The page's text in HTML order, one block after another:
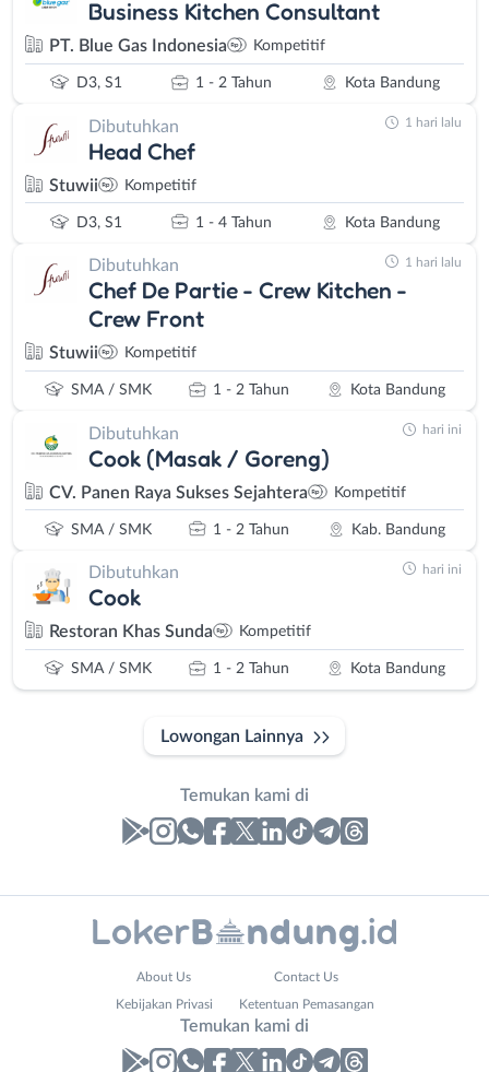
Business Kitchen Consultant
PT. Blue Gas Indonesia Kompetitif
D3, S1 1 - 2 Tahun Kota Bandung
Dibutuhkan
Head Chef
Stuwii Kompetitif
D3, S1 1 - 4 Tahun Kota Bandung
1 hari lalu
Dibutuhkan
Chef De Partie - Crew Kitchen -
Crew Front
Stuwii Kompetitif
SMA / SMK 1 - 2 Tahun Kota Bandung
1 hari lalu
Dibutuhkan
Cook (Masak / Goreng)
CV. Panen Raya Sukses Sejahtera Kompetitif
SMA / SMK 1 - 2 Tahun Kab. Bandung
hari ini
Dibutuhkan
Cook
Restoran Khas Sunda Kompetitif
SMA / SMK 1 - 2 Tahun Kota Bandung
hari ini
Lowongan Lainnya
Temukan kami di
Lowongan
About Us Contact Us
Kebijakan Privasi Ketentuan Pemasangan
Temukan kami di